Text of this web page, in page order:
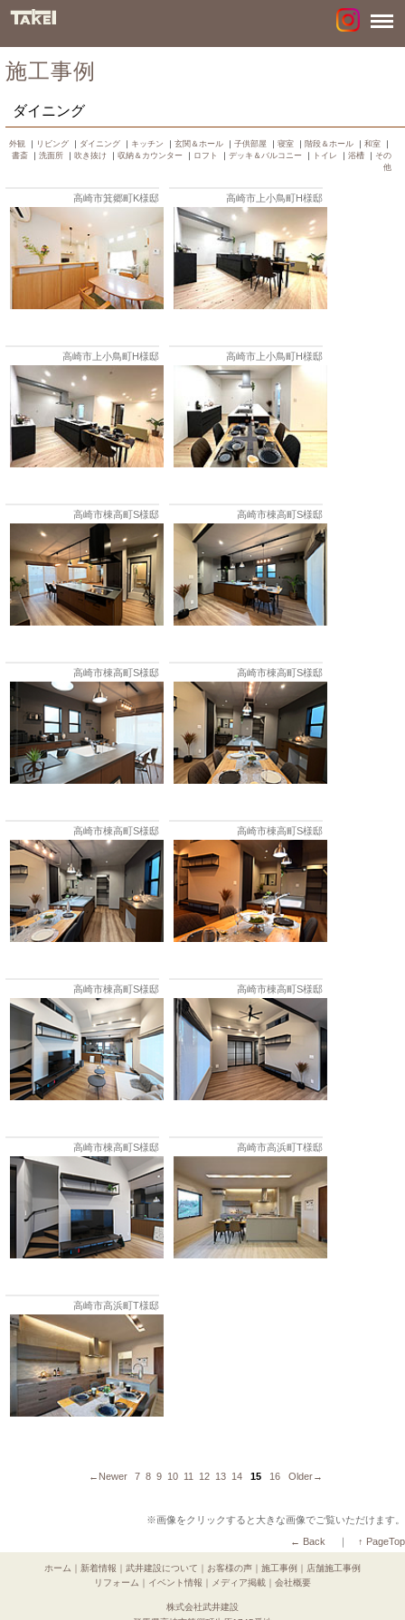
施工事例
ダイニング
外観 ｜ リビング ｜ ダイニング ｜ キッチン ｜ 玄関＆ホール ｜ 子供部屋 ｜ 寝室 ｜ 階段＆ホール ｜ 和室 ｜
書斎 ｜ 洗面所 ｜ 吹き抜け ｜ 収納＆カウンター ｜ ロフト ｜ デッキ＆バルコニー ｜ トイレ ｜ 浴槽 ｜ その
他
高崎市箕郷町K様邸 高崎市上小鳥町H様邸
高崎市上小鳥町H様邸 高崎市上小鳥町H様邸
高崎市棟高町S様邸 高崎市棟高町S様邸
高崎市棟高町S様邸 高崎市棟高町S様邸
高崎市棟高町S様邸 高崎市棟高町S様邸
高崎市棟高町S様邸 高崎市棟高町S様邸
高崎市棟高町S様邸 高崎市高浜町T様邸
高崎市高浜町T様邸
←Newer 7 8 9 10 11 12 13 14 15 16 Older→
※画像をクリックすると大きな画像でご覧いただけます。
← Back ｜ ↑ PageTop
ホーム 新着情報 武井建設について お客様の声 施工事例
店舗施工事例
リフォーム
イベント情報 メディア掲載 会社概要
株式会社武井建設